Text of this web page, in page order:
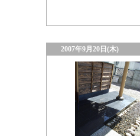
2007年9月20日(木)